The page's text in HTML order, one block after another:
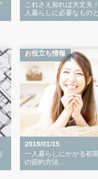
これさえ知れば大丈夫
人暮らしに必要なもの
お役立ち情報
2019/01/15
一人暮らしにかかる初
の節約方法...